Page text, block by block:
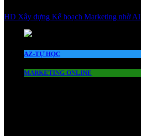
HD Xây dựng Kế hoạch Marketing nhờ AI
AZ-TỰ HỌC
MARKETING ONLINE